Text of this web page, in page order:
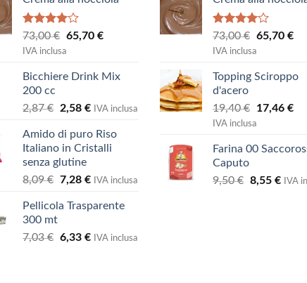
Valutato
4.00 su
5
73,00€ Il
prezzo
era:
65,70 €Il
è:
IVA inclusa
Bicchiere Drink Mix
200 cc
2,87€
Il
originale
era:
2,87 €.
2,58 €Il
attuale
è:
IVA inclusa
Amido di puro Riso
Italiano in Cristalli
senza glutine
8,09€ Il
originale
8,09 €.
7,28 €Il
attuale
7,28 €.
IVA inclusa
Pellicola Trasparente
300 mt
7,03€ Il
6,33 €IlIVA inclusa
Valutato
4.00 su
5
73,00€ Il
prezzo
era:
65,70 €Il
è:
IVA inclusa
Topping Sciroppo
d'acero
19,40€
Il
prezzo
era:
17,46 €Il
è:
IVA inclusa
Farina 00
Caputo
9,50€ Il
8,55 €IlIVA